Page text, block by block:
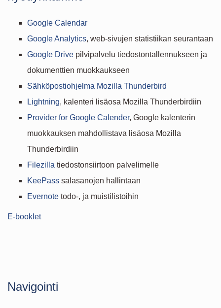
Google Calendar
Google Analytics, web-sivujen statistiikan seurantaan
Google Drive pilvipalvelu tiedostontallennukseen ja
dokumenttien muokkaukseen
Sähköpostiohjelma Mozilla Thunderbird
Lightning, kalenteri lisäosa Mozilla Thunderbirdiin
Provider for Google Calender, Google kalenterin
muokkauksen mahdollistava lisäosa Mozilla
Thunderbirdiin
Filezilla tiedostonsiirtoon palvelimelle
KeePass salasanojen hallintaan
Evernote todo-, ja muistilistoihin
E-booklet
Navigointi